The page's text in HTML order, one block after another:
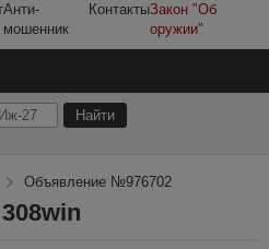
Анти-
мошенник
КонтактыЗакон "Об
оружии"
Объявление №976702